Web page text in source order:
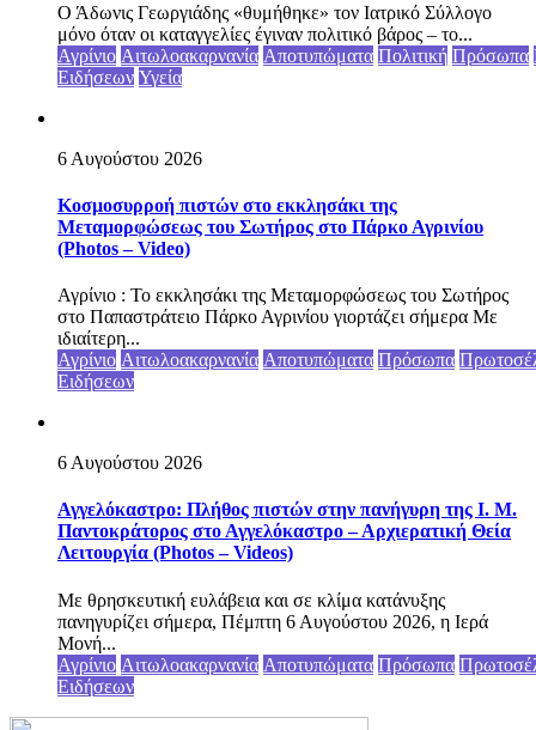
Ο Άδωνις Γεωργιάδης «θυμήθηκε» τον Ιατρικό Σύλλογο
μόνο όταν οι καταγγελίες έγιναν πολιτικό βάρος – το...
Αγρίνιο Αιτωλοακαρνανία Αποτυπώματα Πολιτική Πρόσωπα
Ειδήσεων Υγεία
6 Αυγούστου 2026
Κοσμοσυρροή πιστών στο εκκλησάκι της
Μεταμορφώσεως του Σωτήρος στο Πάρκο Αγρινίου
(Photos – Video)
Αγρίνιο : Το εκκλησάκι της Μεταμορφώσεως του Σωτήρος
στο Παπαστράτειο Πάρκο Αγρινίου γιορτάζει σήμερα Με
ιδιαίτερη...
Αγρίνιο Αιτωλοακαρνανία Αποτυπώματα Πρόσωπα
Ειδήσεων
6 Αυγούστου 2026
Αγγελόκαστρο: Πλήθος πιστών στην πανήγυρη της Ι. Μ.
Παντοκράτορος στο Αγγελόκαστρο – Αρχιερατική Θεία
Λειτουργία (Photos – Videos)
Με θρησκευτική ευλάβεια και σε κλίμα κατάνυξης
πανηγυρίζει σήμερα, Πέμπτη 6 Αυγούστου 2026, η Ιερά
Μονή...
Αγρίνιο Αιτωλοακαρνανία Αποτυπώματα Πρόσωπα
Ειδήσεων